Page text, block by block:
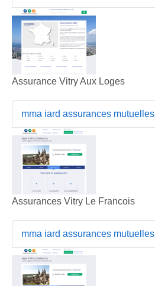
Assurance Vitry Aux Loges
mma iard assurances mutuelles
Assurances Vitry Le Francois
mma iard assurances mutuelles